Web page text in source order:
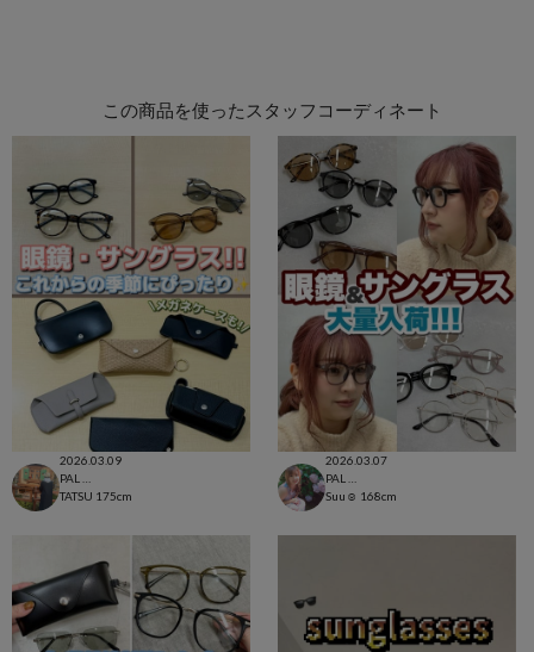
この商品を使ったスタッフコーディネート
2026.03.09
TATSU 175cm
2026.03.07
Suu☺︎ 168cm